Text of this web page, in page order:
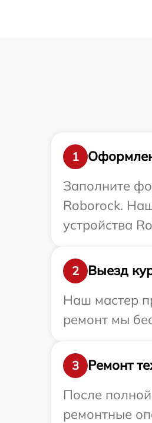
1
Заполните
Roborock.
устройства
2
Выезд
Наш мастер
ремонт мы
3
Ремонт
После
ремонтные